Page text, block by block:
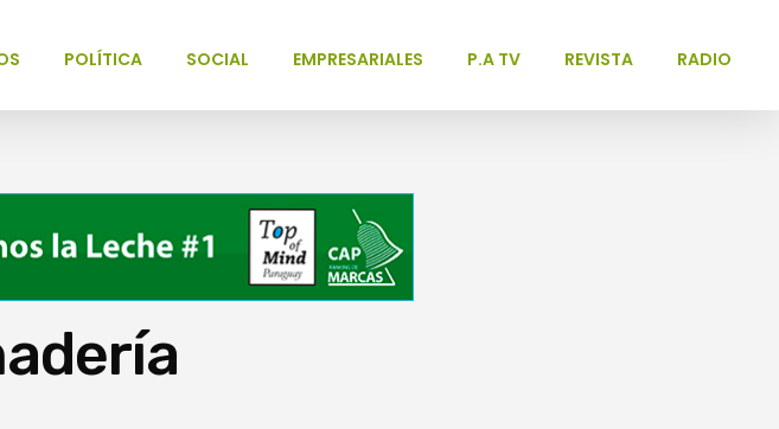
POLÍTICA SOCIAL EMPRESARIALES P.A TV REVISTA RADIO